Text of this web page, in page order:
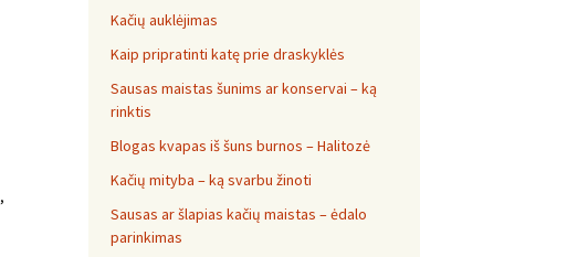
,
Kačių auklėjimas
Kaip pripratinti katę prie draskyklės
Sausas maistas šunims ar konservai – ką
rinktis
Blogas kvapas iš šuns burnos – Halitozė
Kačių mityba – ką svarbu žinoti
Sausas ar šlapias kačių maistas – ėdalo
parinkimas